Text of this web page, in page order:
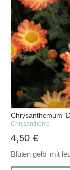
Chrysanthemum
Chrysantheme
4,50€
Blüten gelb, mit